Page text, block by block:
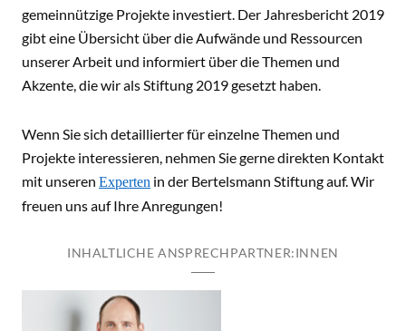
gemeinnützige Projekte investiert. Der Jahresbericht 2019
gibt eine Übersicht über die Aufwände und Ressourcen
unserer Arbeit und informiert über die Themen und
Akzente, die wir als Stiftung 2019 gesetzt haben.
Wenn Sie sich detaillierter für einzelne Themen und
Projekte interessieren, nehmen Sie gerne direkten Kontakt
mit unseren Experten in der Bertelsmann Stiftung auf. Wir
freuen uns auf Ihre Anregungen!
INHALTLICHE ANSPRECHPARTNER:INNEN